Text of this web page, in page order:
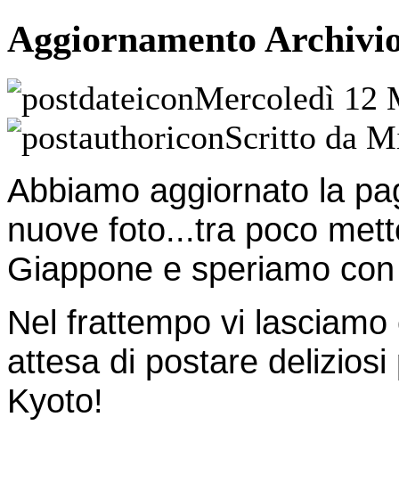
Aggiornamento
Mercoledì 12
Scritto da
Abbiamo aggiornato la
nuove foto...tra poco
Giappone e speriamo
Nel frattempo vi
attesa di postare
Kyoto!